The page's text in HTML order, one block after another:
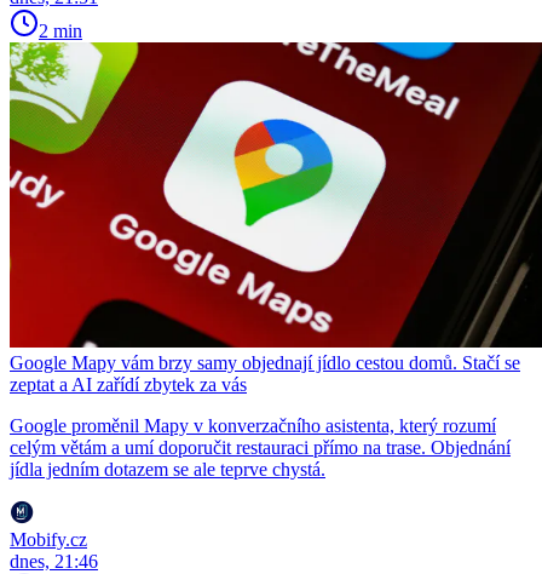
2 min
Google Mapy vám brzy samy objednají jídlo cestou domů. Stačí se
zeptat a AI zařídí zbytek za vás
Google proměnil Mapy v konverzačního asistenta, který rozumí
celým větám a umí doporučit restauraci přímo na trase. Objednání
jídla jedním dotazem se ale teprve chystá.
Mobify.cz
dnes, 21:46